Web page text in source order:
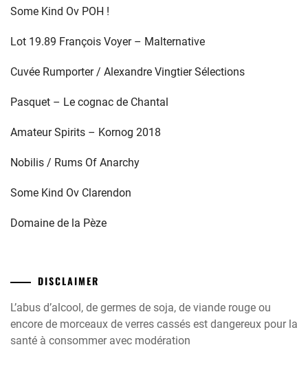
Some Kind Ov POH !
Lot 19.89 François Voyer – Malternative
Cuvée Rumporter / Alexandre Vingtier Sélections
Pasquet – Le cognac de Chantal
Amateur Spirits – Kornog 2018
Nobilis / Rums Of Anarchy
Some Kind Ov Clarendon
Domaine de la Pèze
DISCLAIMER
L’abus d’alcool, de germes de soja, de viande rouge ou
encore de morceaux de verres cassés est dangereux pour la
santé à consommer avec modération